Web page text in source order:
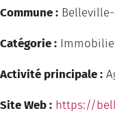
Commune :
Catégorie :
Activité principale :
Site Web : https://